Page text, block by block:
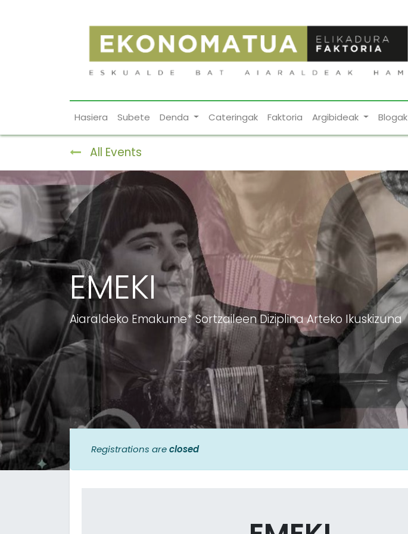
Hasiera Subete Denda Cateringak Faktoria Argibideak Blogak
All Events
EMEKI
Aiaraldeko Emakume* Sortzaileen Diziplina Arteko Ikuskizuna
Registrations areclosed